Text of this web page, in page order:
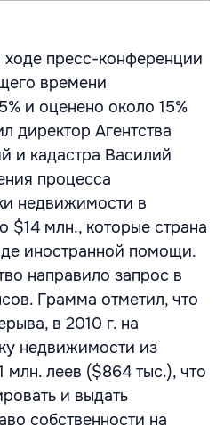
пресс-конференции
времени
и оценено около 15%
директор Агентства
и кадастра Василий
процесса
недвижимости в
$14 млн., которые страна
иностранной помощи.
направило запрос в
Грамма отметил, что
в 2010 г. на
недвижимости из
млн. леев ($864 тыс.), что
и выдать
собственности на